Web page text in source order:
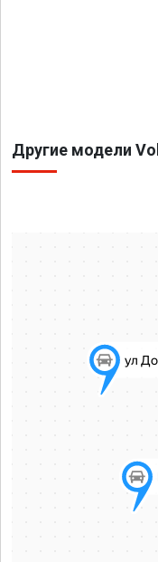
Другие модели